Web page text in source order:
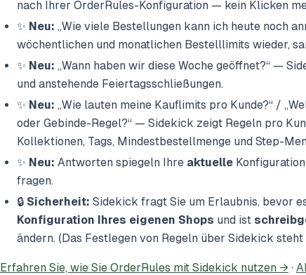
nach Ihrer OrderRules-Konfiguration — kein Klicken
✨ Neu: „Wie viele Bestellungen kann ich heute noch
wöchentlichen und monatlichen Bestelllimits wieder,
✨ Neu: „Wann haben wir diese Woche geöffnet?“ —
und anstehende Feiertagsschließungen.
✨ Neu: „Wie lauten meine Kauflimits pro Kunde?“ /
oder Gebinde-Regel?“ — Sidekick zeigt Regeln pro
Kollektionen, Tags, Mindestbestellmenge und Step-
✨ Neu: Antworten spiegeln Ihre aktuelle
fragen.
🔒 Sicherheit: Sidekick fragt Sie um Erlaubnis, bevor
Konfiguration Ihres eigenen Shops und ist
ändern. (Das Festlegen von Regeln über Sidekick
Erfahren Sie, wie Sie OrderRules mit Sidekick nutzen → ·